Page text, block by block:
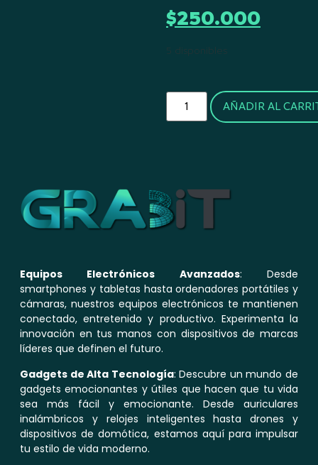
$250.000
5 disponibles
AÑADIR AL
Equipos Electrónicos Avanzados: Desde
smartphones y tabletas hasta ordenadores portátiles y
cámaras, nuestros equipos electrónicos te mantienen
conectado, entretenido y productivo. Experimenta la
innovación en tus manos con dispositivos de marcas
líderes que definen el futuro.
Gadgets de Alta Tecnología: Descubre un mundo de
gadgets emocionantes y útiles que hacen que tu vida
sea más fácil y emocionante. Desde auriculares
inalámbricos y relojes inteligentes hasta drones y
dispositivos de domótica, estamos aquí para impulsar
tu estilo de vida moderno.